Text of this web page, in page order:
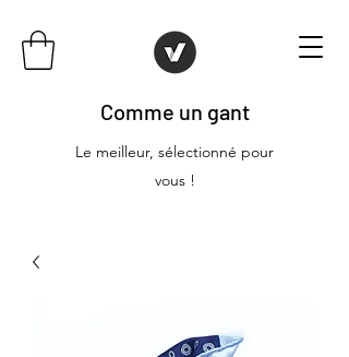
Comme un gant
Le meilleur, sélectionné pour
vous !